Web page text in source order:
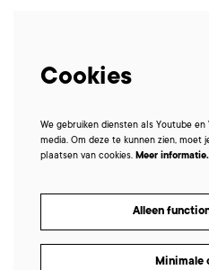
Cookies
We gebruiken diensten als Youtube
media. Om deze te kunnen zien, moet
plaatsen van cookies. Meer
Alleen
Minimale